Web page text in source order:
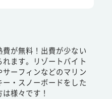
が無料！出費が少ない
ます。リゾートバイト
ーフィンなどのマリン
・スノーボードをした
様々です！